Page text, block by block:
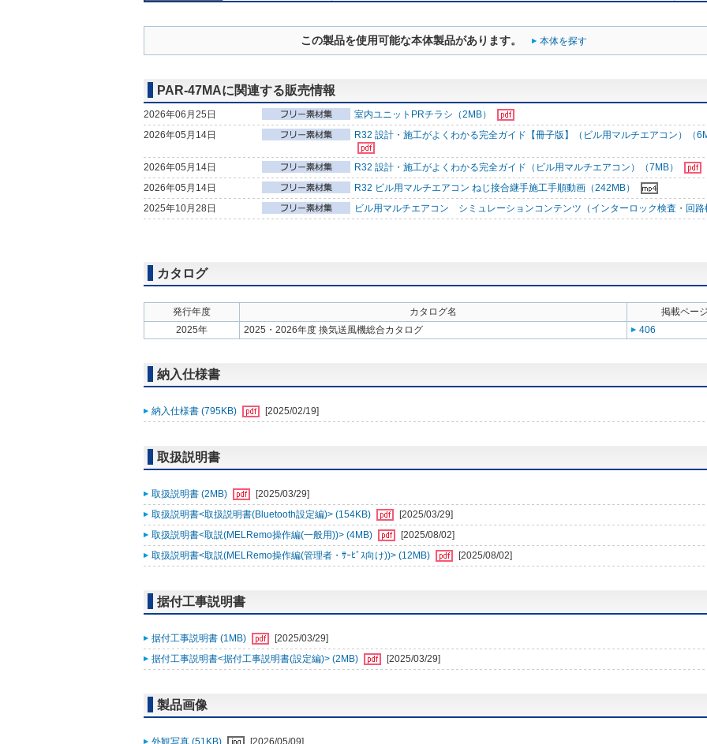
この製品を使用可能な本体製品があります。 本体を探す
PAR-47MAに関連する販売情報
2026年06月25日
室内ユニットPRチラシ（2MB）
2026年05月14日
R32 設計・施工がよくわかる完全ガイド【冊子版】（ビル用マルチエアコン）（
2026年05月14日
R32 設計・施工がよくわかる完全ガイド（ビル用マルチエアコン）（7MB）
2026年05月14日
R32 ビル用マルチエアコン ねじ接合継手施工手順動画（242MB）
2025年10月28日
ビル用マルチエアコン シミュレーションコンテンツ（インターロック検査・回路
カタログ
発行年度 カタログ名
掲載ページ
2025年
2025・2026年度 換気送風機総合カタログ 406
納入仕様書
納入仕様書 (795KB) [2025/02/19]
取扱説明書
取扱説明書 (2MB)
[2025/03/29]
取扱説明書<取扱説明書(Bluetooth設定編)> (154KB)
[2025/03/29]
取扱説明書<取説(MELRemo操作編(一般用))> (4MB)
[2025/08/02]
取扱説明書<取説(MELRemo操作編(管理者・ｻｰﾋﾞｽ向け))> (12MB)
[2025/08/02]
据付工事説明書
据付工事説明書 (1MB)
[2025/03/29]
据付工事説明書<据付工事説明書(設定編)> (2MB)
[2025/03/29]
製品画像
外観写真 (51KB) [2026/05/09]